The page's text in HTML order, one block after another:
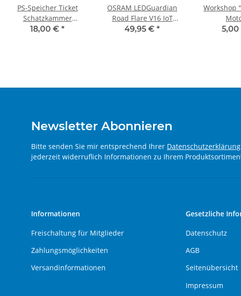
PS-Speicher Ticket
Schatzkammer
05.09.2026, 15.15 Uhr
18,00 € *
OSRAM LEDGuardian
Road Flare V16 IoT
Warn- und
49,95 € *
Workshop
Newsletter Abonnieren
Bitte senden Sie mir entsprechend Ihrer Datenschutzerklärung
jederzeit widerruflich Informationen zu Ihrem
Informationen
Freischaltung für Mitglieder
Zahlungsmöglichkeiten
Versandinformationen
Gesetzliche
Datenschutz
AGB
Seitenübersicht
Impressum